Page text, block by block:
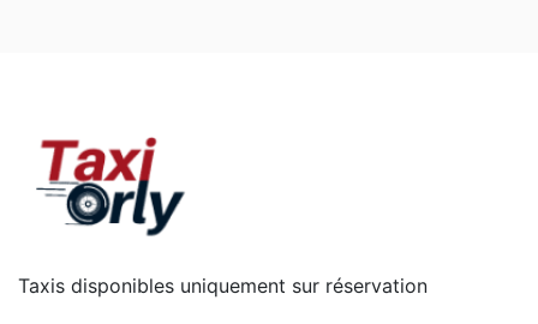
Taxis disponibles uniquement sur réservation